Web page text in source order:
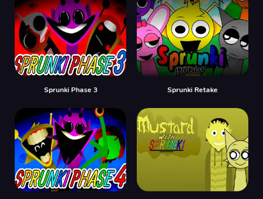
Sprunki Phase 3 Sprunki Retake